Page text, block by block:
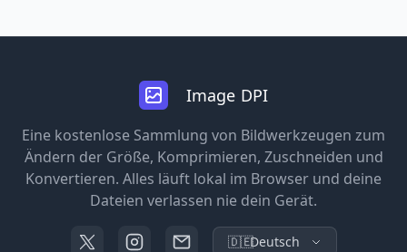
Image DPI
Eine kostenlose Sammlung von Bildwerkzeugen zum
Ändern der Größe, Komprimieren, Zuschneiden und
Konvertieren. Alles läuft lokal im Browser und deine
Dateien verlassen nie dein Gerät.
🇩🇪Deutsch